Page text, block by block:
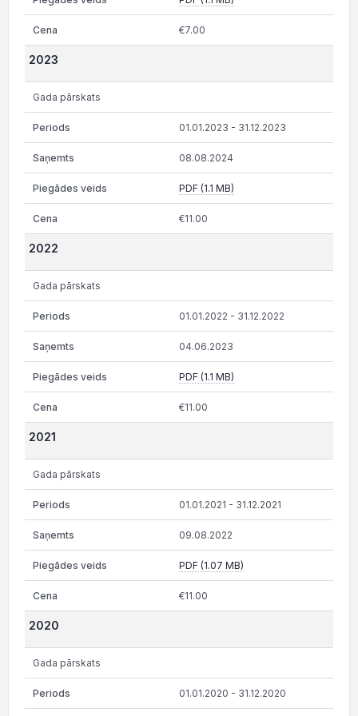
€7.00
2023
Gada pārskats
01.01.2023 - 31.12.2023
08.08.2024
PDF (1.1 MB)
€11.00
2022
Gada pārskats
01.01.2022 - 31.12.2022
04.06.2023
PDF (1.1 MB)
€11.00
2021
Gada pārskats
01.01.2021 - 31.12.2021
09.08.2022
PDF (1.07 MB)
€11.00
2020
Gada pārskats
01.01.2020 - 31.12.2020